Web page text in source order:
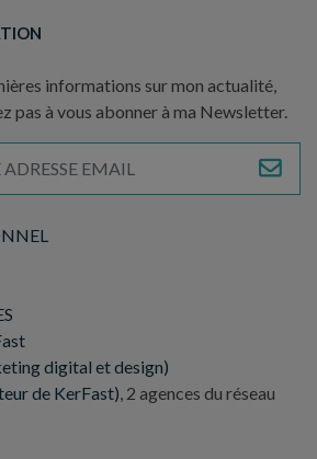
digital et design)
de KerFast) , 2 agences du réseau
informations sur mon actualité,
pas à vous abonner à ma Newsletter.